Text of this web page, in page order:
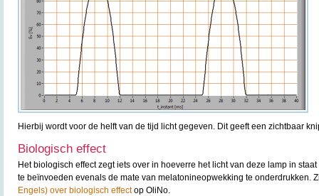
Hierbij wordt voor de helft van de tijd licht gegeven. Dit geeft een zichtbaar
Biologisch effect
Het biologisch effect zegt iets over in hoeverre het licht van deze lamp in
te beïnvoeden evenals de mate van melatonineopwekking te onderdrukken.
Engels) over biologisch effectop OliNo.